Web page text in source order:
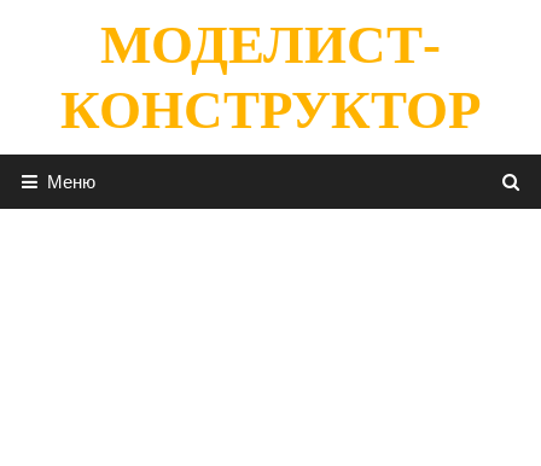
содержимомуМОДЕЛИСТ-
КОНСТРУКТОР
Меню